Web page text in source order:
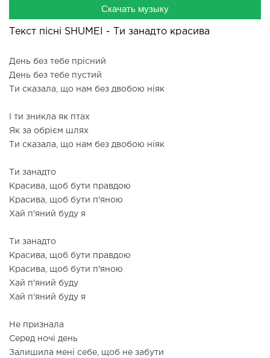
Скачать музыку
Текст пісні SHUMEI - Ти занадто красива
День без тебе прісний
День без тебе пустий
Ти сказала, що нам без двобою ніяк
І ти зникла як птах
Як за обрієм шлях
Ти сказала, що нам без двобою ніяк
Ти занадто
Красива, щоб бути правдою
Красива, щоб бути п'яною
Хай п'яний буду я
Ти занадто
Красива, щоб бути правдою
Красива, щоб бути п'яною
Хай п'яний буду
Хай п'яний буду я
Не признала
Серед ночі день
Залишила мені себе, щоб не забути